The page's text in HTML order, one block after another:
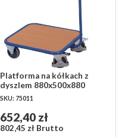
Platforma na kółkach z
dyszlem 880x500x880
SKU: 75011
652,40 zł
802,45 zł Brutto